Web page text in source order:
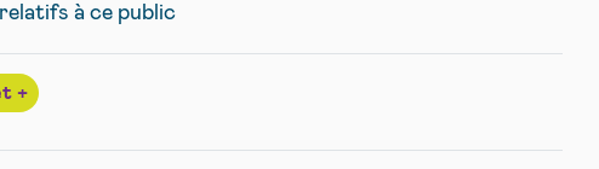
à ce public
+